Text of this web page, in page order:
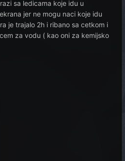
sa ledicama koje idu u
jer ne mogu naci koje idu
je trajalo 2h i ribano sa cetkom i
za vodu ( kao oni za kemijsko